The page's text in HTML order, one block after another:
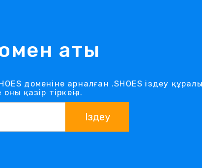
аты
доменіне арналған .SHOES іздеу
қазір тіркеңіз.
Іздеу